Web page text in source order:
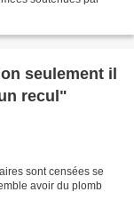
seulement il
recul"
sont censées se
avoir du plomb